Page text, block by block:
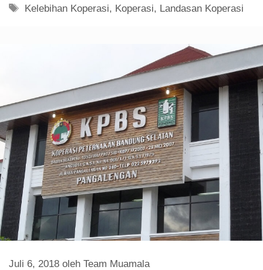
Tag
Kelebihan Koperasi, Koperasi, Landasan Koperasi
Juli 6, 2018 oleh Team Muamala